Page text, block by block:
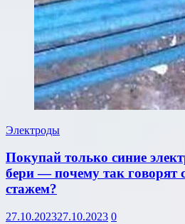
Электроды
Покупай только синие
бери — почему так говорят
стажем?
27.10.202327.10.2023 0